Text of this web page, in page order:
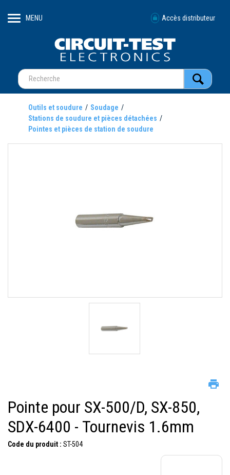
MENU Accès distributeur
Outils et soudure
Soudage
Stations de soudure et pièces détachées
Pointes et pièces de station de soudure
Pointe pour SX-500/D, SX-850,
SDX-6400 - Tournevis 1.6mm
Code du produit : ST-504